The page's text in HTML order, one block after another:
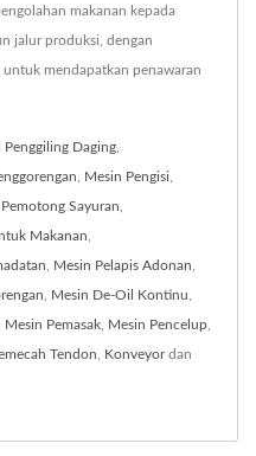
makanan kepada
jalur produksi, dengan
mendapatkan penawaran
Penggiling Daging
Mesin Pengisi
Pemotong Sayuran
Makanan
Mesin Pelapis Adonan
Mesin De-Oil Kontinu
Mesin Pemasak Mesin Pencelup
Tendon Konveyordan